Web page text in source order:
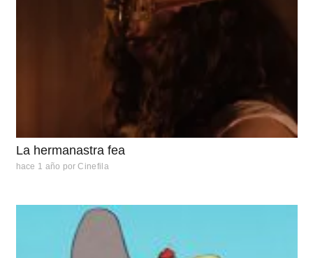
La hermanastra fea
hace 1 año por Cinefila